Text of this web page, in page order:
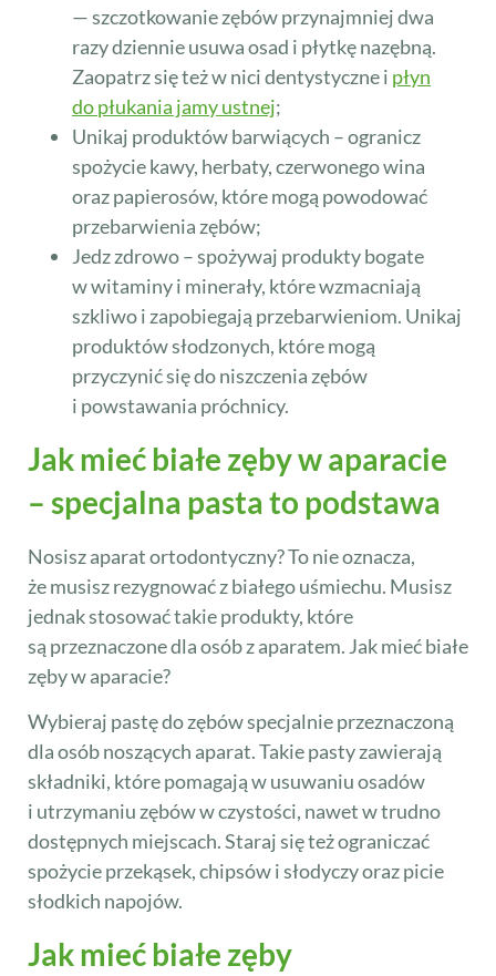
— szczotkowanie zębów przynajmniej dwa
razy dziennie usuwa osad i płytkę nazębną.
Zaopatrz się też w nici dentystyczne i płyn
do płukania jamy ustnej;
Unikaj produktów barwiących – ogranicz
spożycie kawy, herbaty, czerwonego wina
oraz papierosów, które mogą powodować
przebarwienia zębów;
Jedz zdrowo – spożywaj produkty bogate
w witaminy i minerały, które wzmacniają
szkliwo i zapobiegają przebarwieniom. Unikaj
produktów słodzonych, które mogą
przyczynić się do niszczenia zębów
i powstawania próchnicy.
Jak mieć białe zęby w aparacie
– specjalna pasta to podstawa
Nosisz aparat ortodontyczny? To nie oznacza,
że musisz rezygnować z białego uśmiechu. Musisz
jednak stosować takie produkty, które
są przeznaczone dla osób z aparatem. Jak mieć białe
zęby w aparacie?
Wybieraj pastę do zębów specjalnie przeznaczoną
dla osób noszących aparat. Takie pasty zawierają
składniki, które pomagają w usuwaniu osadów
i utrzymaniu zębów w czystości, nawet w trudno
dostępnych miejscach. Staraj się też ograniczać
spożycie przekąsek, chipsów i słodyczy oraz picie
słodkich napojów.
Jak mieć białe zęby